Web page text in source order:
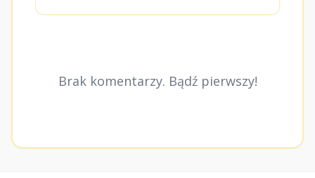
Brak komentarzy. Bądź pierwszy!